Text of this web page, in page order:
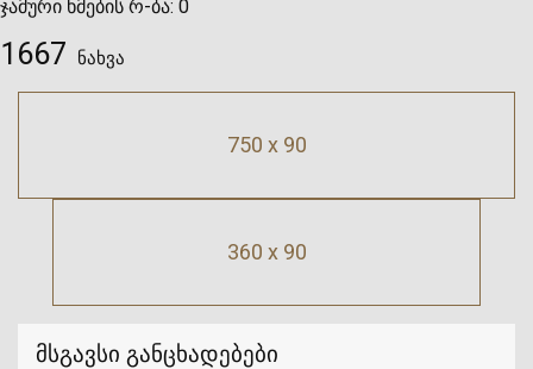
360 x 90
მსგავსი განცხადებები
ჯამური ხმების რ-ბა: 0
1667 ნახვა
750 x 90